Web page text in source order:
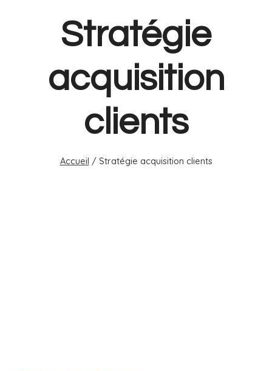
Stratégie
acquisition
clients
Accueil / Stratégie acquisition clients